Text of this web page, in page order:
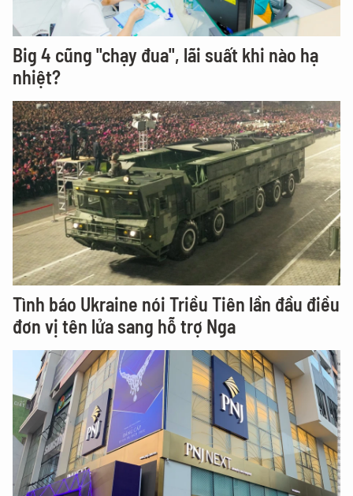
Big 4 cũng "chạy đua", lãi suất khi nào hạ
nhiệt?
Tình báo Ukraine nói Triều Tiên lần đầu điều
đơn vị tên lửa sang hỗ trợ Nga